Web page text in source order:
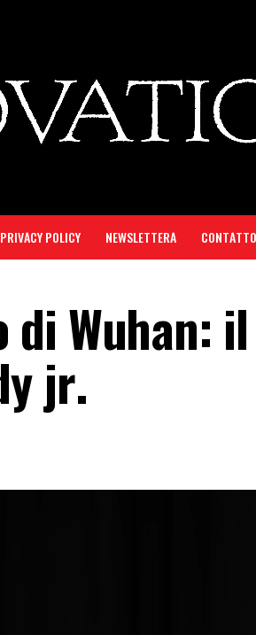
PRIVACY POLICY NEWSLETTERA CONTATTO
di Wuhan:
jr.